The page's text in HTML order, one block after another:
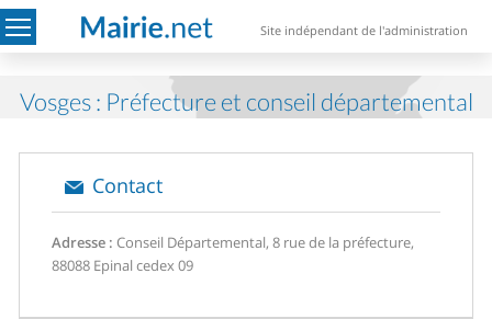
Site indépendant de l'administration
Vosges : Préfecture et conseil départemental
Contact
Adresse : Conseil Départemental, 8 rue de la préfecture,
88088 Epinal cedex 09